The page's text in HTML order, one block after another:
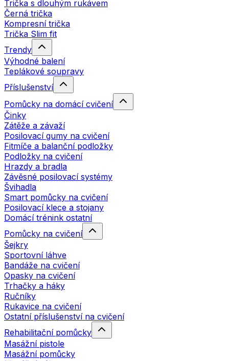
Trička s dlouhým rukávem
Černá trička
Kompresní trička
Trička Slim fit
Trendy
Výhodné balení
Teplákové soupravy
Příslušenství
Pomůcky na domácí cvičení
Činky
Zátěže a závaží
Posilovací gumy na cvičení
Fitmíče a balanční podložky
Podložky na cvičení
Hrazdy a bradla
Závěsné posilovací systémy
Švihadla
Smart pomůcky na cvičení
Posilovací klece a stojany
Domácí trénink ostatní
Pomůcky na cvičení
Šejkry
Sportovní láhve
Bandáže na cvičení
Opasky na cvičení
Trhačky a háky
Ručníky
Rukavice na cvičení
Ostatní příslušenství na cvičení
Rehabilitační pomůcky
Masážní pistole
Masážní pomůcky